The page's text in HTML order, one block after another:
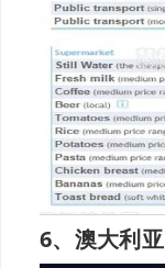
6、澳大利亚